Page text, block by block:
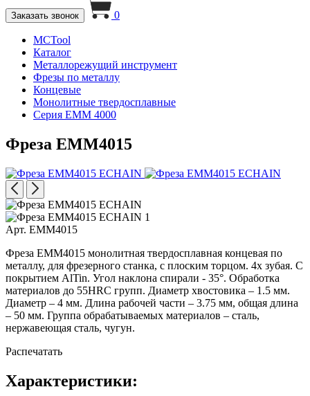
Заказать звонок 0
MCTool
Каталог
Металлорежущий инструмент
Фрезы по металлу
Концевые
Монолитные твердосплавные
Серия EMM 4000
Фреза EMM4015
Арт. EMM4015
Фреза EMM4015 монолитная твердосплавная концевая по
металлу, для фрезерного станка, с плоским торцом. 4х зубая. С
покрытием AlTin. Угол наклона спирали - 35°. Обработка
материалов до 55HRC групп. Диаметр хвостовика – 1.5 мм.
Диаметр – 4 мм. Длина рабочей части – 3.75 мм, общая длина
– 50 мм. Группа обрабатываемых материалов – сталь,
нержавеющая сталь, чугун.
Распечатать
Характеристики: